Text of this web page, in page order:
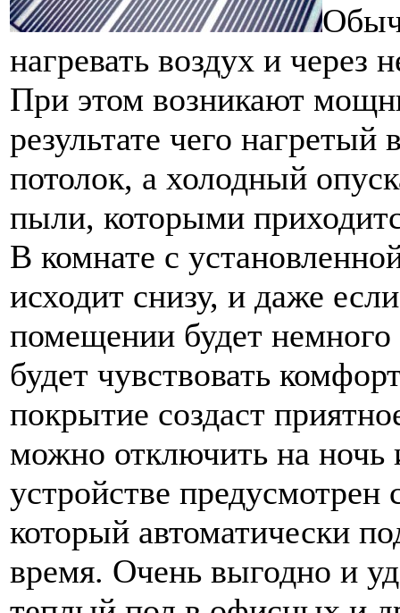
нагревать воздух и через
При этом возникают
результате чего нагретый
потолок, а холодный
пыли, которыми
В комнате с
исходит снизу, и даже
помещении будет
будет чувствовать
покрытие создаст
можно отключить на ночь
устройстве предусмотрен
который автоматически
время. Очень выгодно и